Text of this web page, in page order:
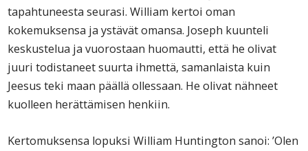
tapahtuneesta seurasi. William kertoi oman
kokemuksensa ja ystävät omansa. Joseph kuunteli
keskustelua ja vuorostaan huomautti, että he olivat
juuri todistaneet suurta ihmettä, samanlaista kuin
Jeesus teki maan päällä ollessaan. He olivat nähneet
kuolleen herättämisen henkiin.
Kertomuksensa lopuksi William Huntington sanoi: ’Olen